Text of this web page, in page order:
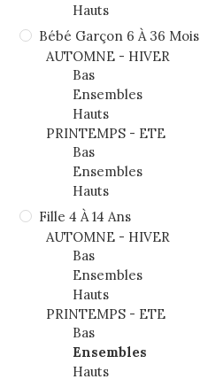
Hauts
Bébé Garçon 6 À 36 Mois
AUTOMNE - HIVER
Bas
Ensembles
Hauts
PRINTEMPS - ETE
Bas
Ensembles
Hauts
Fille 4 À 14 Ans
AUTOMNE - HIVER
Bas
Ensembles
Hauts
PRINTEMPS - ETE
Bas
Ensembles
Hauts